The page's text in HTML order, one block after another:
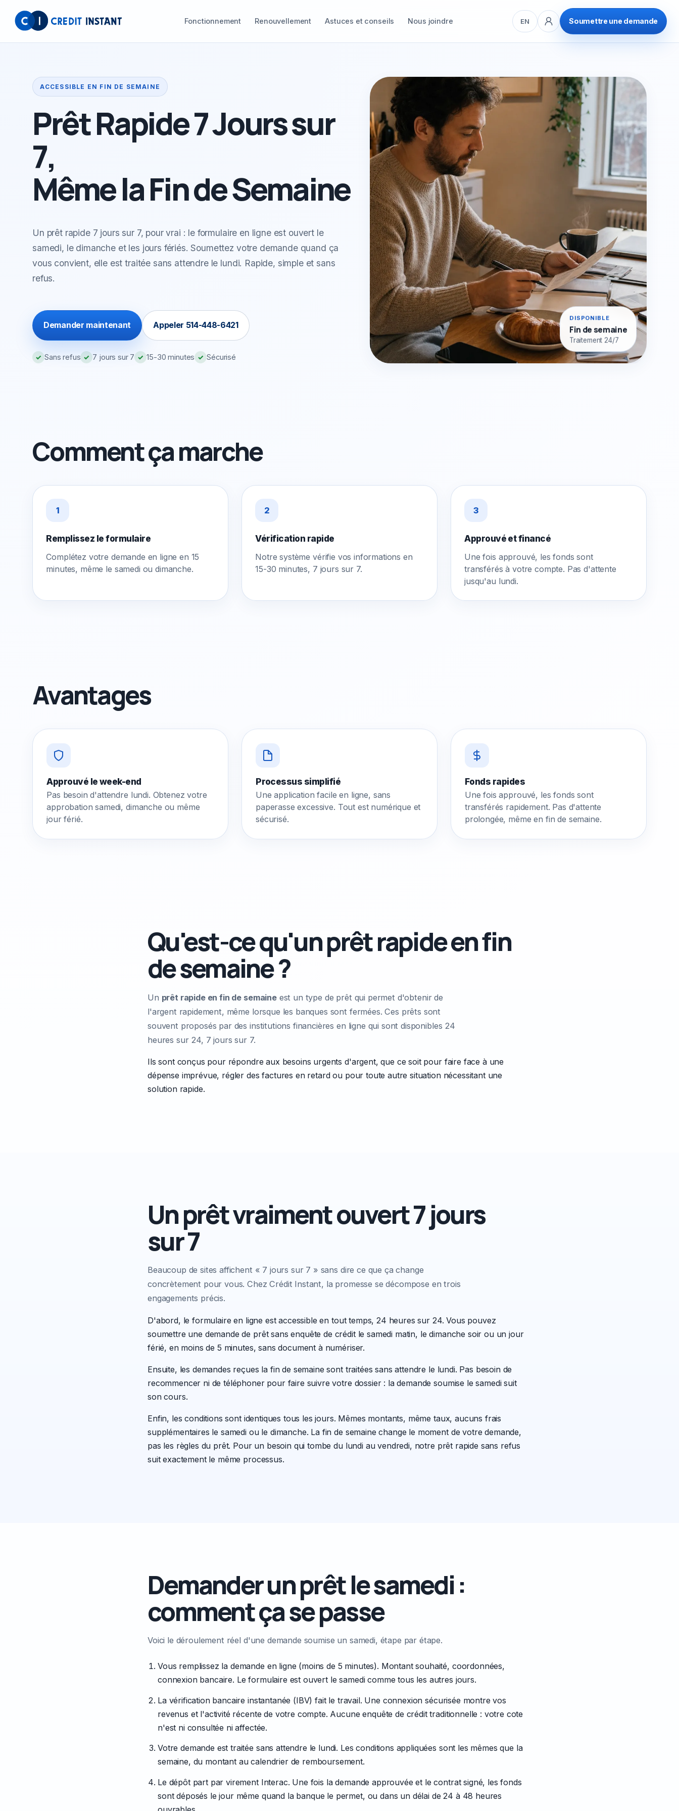
Fonctionnement Renouvellement Astuces et conseils Nous joindre EN Soumettre une demande
ACCESSIBLE EN FIN DE SEMAINE
Prêt Rapide 7 Jours sur
7,
Même la Fin de Semaine
Un prêt rapide 7 jours sur 7, pour vrai : le formulaire en ligne est ouvert le
samedi, le dimanche et les jours fériés. Soumettez votre demande quand ça
vous convient, elle est traitée sans attendre le lundi. Rapide, simple et sans
refus.
Demander maintenant Appeler 514-448-6421
✓ Sans refus ✓ 7 jours sur 7 ✓ 15-30 minutes ✓ Sécurisé
DISPONIBLE
Fin de semaine
Traitement 24/7
Comment ça marche
1
Remplissez le formulaire
Complétez votre demande en ligne en 15
minutes, même le samedi ou dimanche.
2
Vérification rapide
Notre système vérifie vos informations en
15-30 minutes, 7 jours sur 7.
3
Approuvé et financé
Une fois approuvé, les fonds sont
transférés à votre compte. Pas d'attente
jusqu'au lundi.
Avantages
Approuvé le week-end
Pas besoin d'attendre lundi. Obtenez votre
approbation samedi, dimanche ou même
jour férié.
Processus simplifié
Une application facile en ligne, sans
paperasse excessive. Tout est numérique et
sécurisé.
Fonds rapides
Une fois approuvé, les fonds sont
transférés rapidement. Pas d'attente
prolongée, même en fin de semaine.
Qu'est-ce qu'un prêt rapide en fin
de semaine ?
Un prêt rapide en fin de semaineest un type de prêt qui permet d'obtenir de
l'argent rapidement, même lorsque les banques sont fermées. Ces prêts sont
souvent proposés par des institutions financières en ligne qui sont disponibles 24
heures sur 24, 7 jours sur 7.
Ils sont conçus pour répondre aux besoins urgents d'argent, que ce soit pour faire face à une
dépense imprévue, régler des factures en retard ou pour toute autre situation nécessitant une
solution rapide.
Un prêt vraiment ouvert 7 jours
sur 7
Beaucoup de sites affichent « 7 jours sur 7 » sans dire ce que ça change
concrètement pour vous. Chez Crédit Instant, la promesse se décompose en trois
engagements précis.
D'abord, le formulaire en ligne est accessible en tout temps, 24 heures sur 24. Vous pouvez
soumettre une demande de prêt sans enquête de créditle samedi matin, le dimanche soir ou un jour
férié, en moins de 5 minutes, sans document à numériser.
Ensuite, les demandes reçues la fin de semaine sont traitées sans attendre le lundi. Pas besoin de
recommencer ni de téléphoner pour faire suivre votre dossier : la demande soumise le samedi suit
son cours.
Enfin, les conditions sont identiques tous les jours. Mêmes montants, même taux, aucuns frais
supplémentaires le samedi ou le dimanche. La fin de semaine change le moment de votre demande,
pas les règles du prêt. Pour un besoin qui tombe du lundi au vendredi, notre prêt rapide sans refus
suit exactement le même processus.
Demander un prêt le samedi :
comment ça se passe
Voici le déroulement réel d'une demande soumise un samedi, étape par étape.
Vous remplissez la demande en ligne (moins de 5 minutes). Montant souhaité, coordonnées,
connexion bancaire. Le formulaire est ouvert le samedi comme tous les autres jours.
La vérification bancaire instantanée (IBV) fait le travail. Une connexion sécurisée montre vos
revenus et l'activité récente de votre compte. Aucune enquête de crédit traditionnelle : votre cote
n'est ni consultée ni affectée.
Votre demande est traitée sans attendre le lundi. Les conditions appliquées sont les mêmes que la
semaine, du montant au calendrier de remboursement.
Le dépôt part par virement Interac. Une fois la demande approuvée et le contrat signé, les fonds
sont déposés le jour même quand la banque le permet, ou dans un délai de 24 à 48 heures